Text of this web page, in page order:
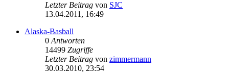
Letzter Beitrag von SJC
13.04.2011, 16:49
Alaska-Basball
0 Antworten
14499 Zugriffe
Letzter Beitrag von zimmermann
30.03.2010, 23:54